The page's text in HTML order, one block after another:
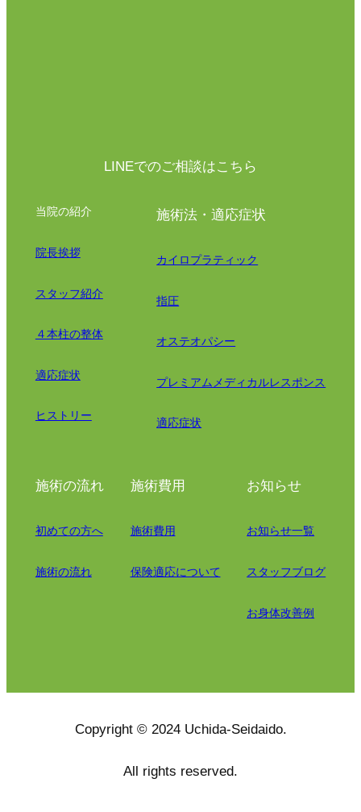
LINEでのご相談はこちら
当院の紹介
院長挨拶
スタッフ紹介
４本柱の整体
適応症状
ヒストリー
施術法・適応症状
カイロプラティック
指圧
オステオパシー
プレミアムメディカルレスポンス
適応症状
施術の流れ
初めての方へ
施術の流れ
施術費用
施術費用
保険適応について
お知らせ
お知らせ一覧
スタッフブログ
お身体改善例
Copyright © 2024 Uchida-Seidaido.
All rights reserved.